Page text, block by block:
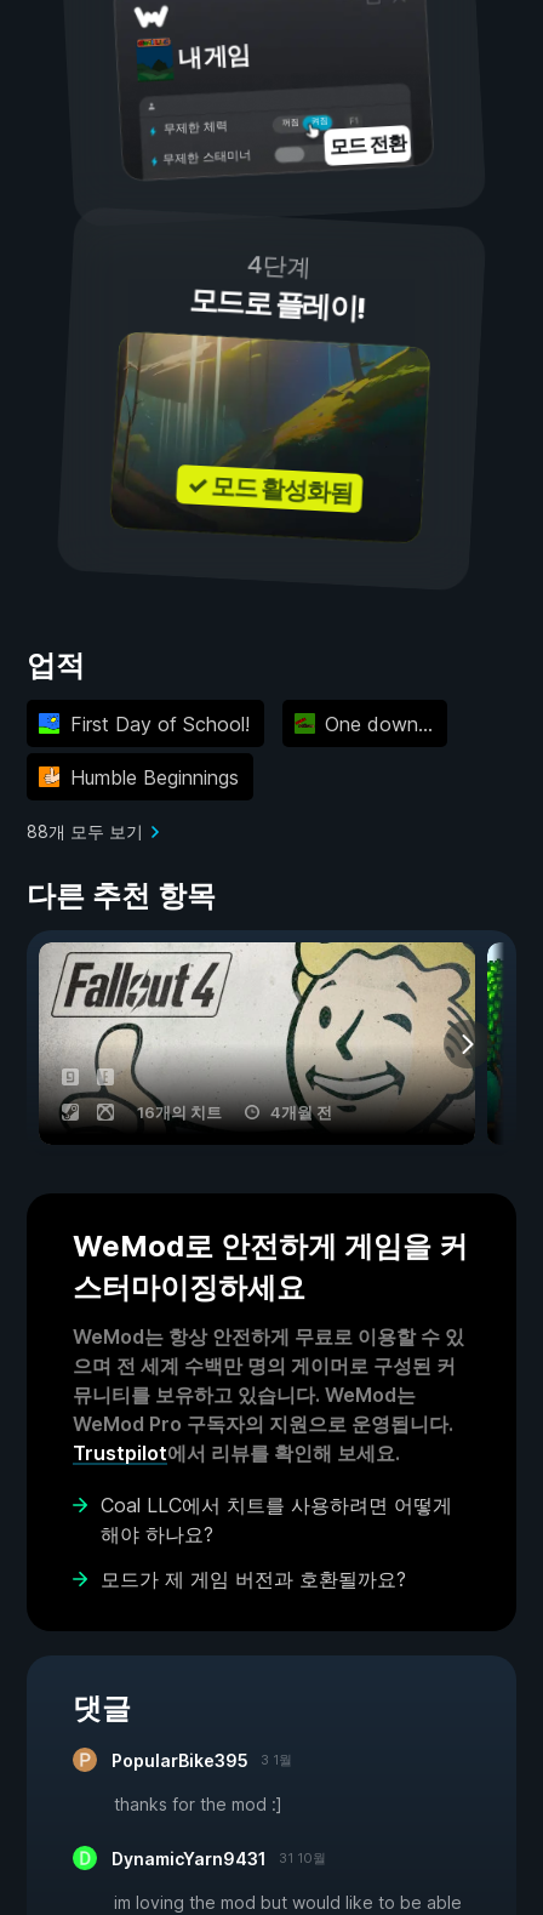
내 게임
켜짐
꺼짐
무제한 체력
무제한 스태미너 모드 전환
4단계
모드로 플레이!
✓ 모드 활성화됨
업적
First Day of School! One down...
Humble Beginnings
88개 모두 보기
다른 추천 항목
16개의 치트 4개월 전
WeMod로 안전하게 게임을 커
스터마이징하세요
WeMod는 항상 안전하게 무료로 이용할 수 있
으며 전 세계 수백만 명의 게이머로 구성된 커
뮤니티를 보유하고 있습니다. WeMod는
WeMod Pro 구독자의 지원으로 운영됩니다.
Trustpilot에서 리뷰를 확인해 보세요.
Coal LLC에서 치트를 사용하려면 어떻게
해야 하나요?
모드가 제 게임 버전과 호환될까요?
댓글
PopularBike395 3 1월
thanks for the mod :]
DynamicYarn9431 31 10월
im loving the mod but would like to be able